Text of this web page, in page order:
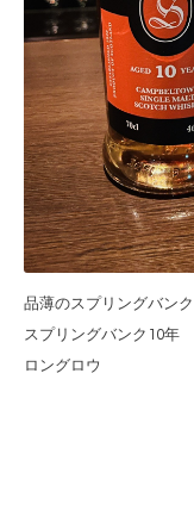
品薄のスプリングバン
スプリングバンク10年
ロングロウ １